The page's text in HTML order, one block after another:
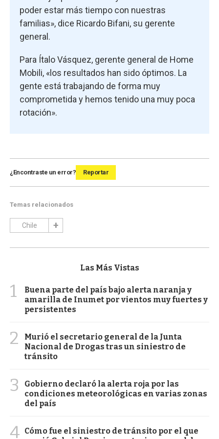
poder estar más tiempo con nuestras
familias», dice Ricardo Bifani, su gerente
general.
Para Ítalo Vásquez, gerente general de Home
Mobili, «los resultados han sido óptimos. La
gente está trabajando de forma muy
comprometida y hemos tenido una muy poca
rotación».
¿Encontraste un error? Reportar
Temas relacionados
Chile
Las Más Vistas
1
Buena parte del país bajo alerta naranja y
amarilla de Inumet por vientos muy fuertes y
persistentes
2
Murió el secretario general de la Junta
Nacional de Drogas tras un siniestro de
tránsito
3
Gobierno declaró la alerta roja por las
condiciones meteorológicas en varias zonas
del país
4 Cómo fue el siniestro de tránsito por el que